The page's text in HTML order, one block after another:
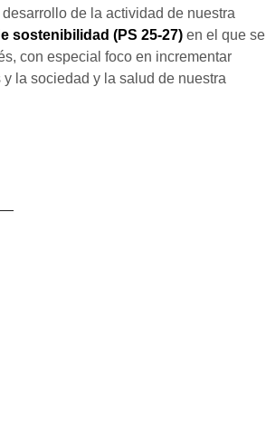
de la actividad de nuestra
sostenibilidad (PS 25-27) en el que se
con especial foco en incrementar
la sociedad y la salud de nuestra